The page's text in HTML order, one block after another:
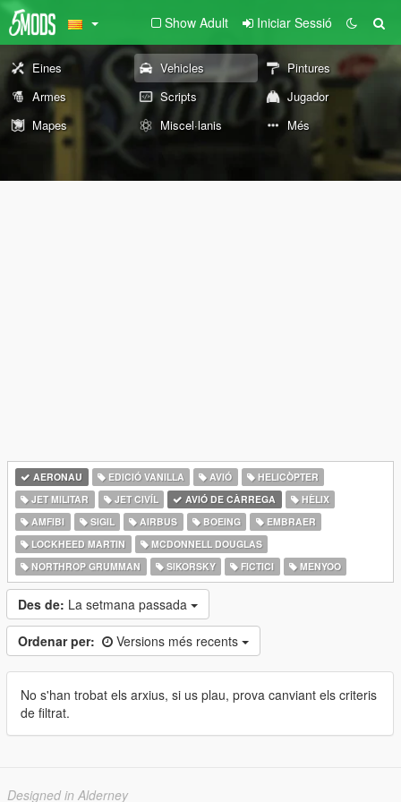
Show Adult Iniciar Sessió
Eines Vehicles
Pintures
Armes
Scripts
Jugador
Mapes
Miscel·lanis Més
AERONAU EDICIÓ VANILLA AVIÓ
HELICÒPTER
JET MILITAR
JET CIVÍL AVIÓ DE CÀRREGA
HÈLIX
AMFIBI
SIGIL AIRBUS BOEING
EMBRAER
LOCKHEED MARTIN
MCDONNELL DOUGLAS
NORTHROP GRUMMAN
SIKORSKY FICTICI MENYOO
Des de: La setmana passada
Ordenar per: Versions més recents
No s'han trobat els arxius, si us plau, prova canviant els criteris
de filtrat.
Designed in Alderney